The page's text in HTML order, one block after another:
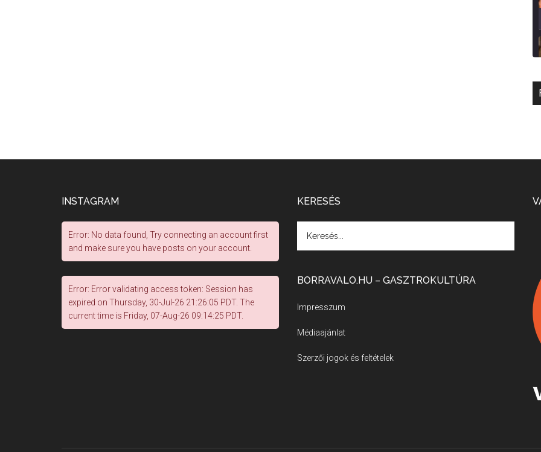
INSTAGRAM
Error: No data found, Try connecting an account first
and make sure you have posts on your account.
Error: Error validating access token: Session has
expired on Thursday, 30-Jul-26 21:26:05 PDT. The
current time is Friday, 07-Aug-26 09:14:25 PDT.
KERESÉS
BORRAVALO.HU – GASZTROKULTÚRA
Impresszum
Médiaajánlat
Szerzői jogok és feltételek